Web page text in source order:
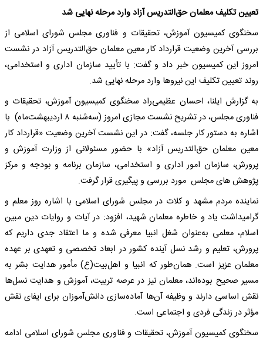
تعیین تکلیف معلمان حق‌التدریس آزاد وارد مرحله نهایی شد
سخنگوی کمیسیون آموزش، تحقیقات و فناوری مجلس شورای اسلامی از
بررسی آخرین وضعیت قرارداد کار معین معلمان حق‌التدریس آزاد در نشست
امروز این کمیسیون خبر داد و گفت: با تأیید سازمان اداری و استخدامی،
روند تعیین تکلیف این نیروها وارد مرحله نهایی شد.
به گزارش ایلنا، احسان عظیمی‌راد سخنگوی کمیسیون آموزش، تحقیقات و
فناوری مجلس، در تشریح نشست مجازی امروز (سه‌شنبه ۸ اردیبهشت‌ماه) با
اشاره به دستور کار جلسه، گفت: در این نشست آخرین وضعیت «قرارداد کار
معین معلمان حق‌التدریس آزاد» با حضور مسئولانی از وزارت آموزش و
پرورش، سازمان امور اداری و استخدامی، سازمان برنامه و بودجه و مرکز
پژوهش های مجلس مورد بررسی و پیگیری قرار گرفت.
نماینده مردم مشهد و کلات در مجلس شورای اسلامی با اشاره روز معلم و
گرامیداشت یاد و خاطره معلمان شهید، افزود: در آیات و روایات دین مبین
اسلام، معلمی به‌عنوان شغل انبیا معرفی شده و ما اعتقاد جدی داریم که
پرورش، تعلیم و رشد نسل آینده کشور در ابعاد تخصصی و تعهدی بر عهده
معلمان عزیز است. همان‌طور که انبیا و اهل‌بیت(ع) مأمور هدایت بشر به
مسیر صحیح بوده‌اند، معلمان نیز در عرصه تربیت، آموزش و هدایت نسل‌ها
نقش اساسی دارند و وظیفه آن‌ها آماده‌سازی دانش‌آموزان برای ایفای نقش
مؤثر در زندگی فردی و اجتماعی است.
سخنگوی کمیسیون آموزش، تحقیقات و فناوری مجلس شورای اسلامی ادامه